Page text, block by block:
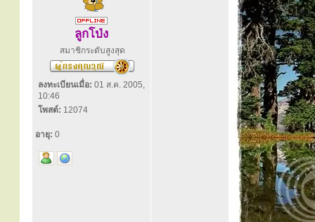
ลูกโป่ง
สมาชิกระดับสูงสุด
ลงทะเบียนเมื่อ: 01 ส.ค. 2005,
10:46
โพสต์: 12074
อายุ: 0